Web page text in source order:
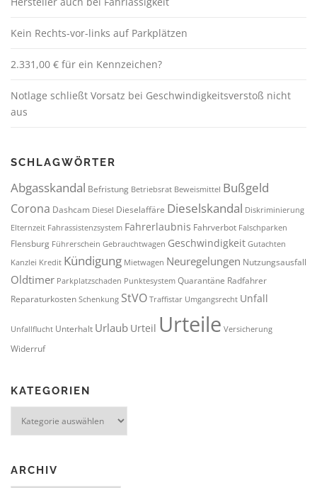
Kein Rechts-vor-links auf Parkplätzen
2.331,00 € für ein Kennzeichen?
Notlage schließt Vorsatz bei Geschwindigkeitsverstoß nicht
aus
SCHLAGWÖRTER
Abgasskandal Befristung Betriebsrat Beweismittel Bußgeld
Corona Dashcam Diesel Dieselaffäre Dieselskandal Diskriminierung
Elternzeit Fahrassistenzsystem Fahrerlaubnis Fahrverbot Falschparken
Flensburg Führerschein Gebrauchtwagen Geschwindigkeit Gutachten
Kanzlei Kredit Kündigung Mietwagen Neuregelungen Nutzungsausfall
Oldtimer Parkplatzschaden Punktesystem Quarantäne Radfahrer
Reparaturkosten Schenkung StVO Traffistar Umgangsrecht Unfall
Unfallflucht Unterhalt Urlaub Urteil Urteile Versicherung
Widerruf
KATEGORIEN
ARCHIV